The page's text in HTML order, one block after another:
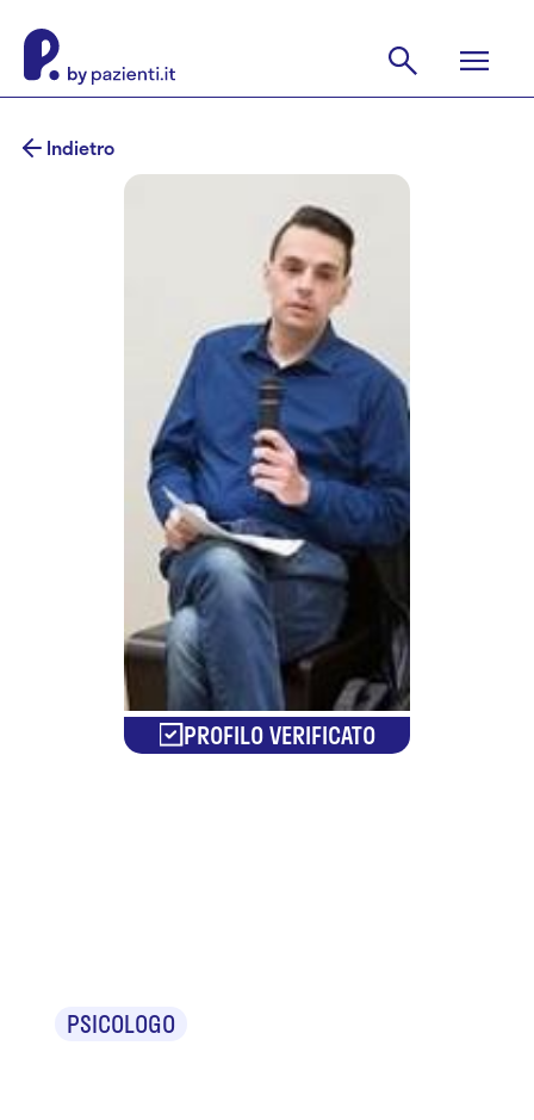
Indietro
PROFILO VERIFICATO
PSICOLOGO